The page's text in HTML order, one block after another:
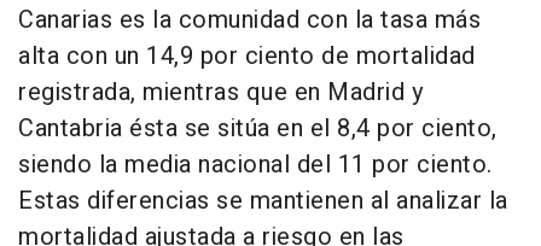
Canarias es la comunidad con la tasa más
alta con un 14,9 por ciento de mortalidad
registrada, mientras que en Madrid y
Cantabria ésta se sitúa en el 8,4 por ciento,
siendo la media nacional del 11 por ciento.
Estas diferencias se mantienen al analizar la
mortalidad ajustada a riesgo en las